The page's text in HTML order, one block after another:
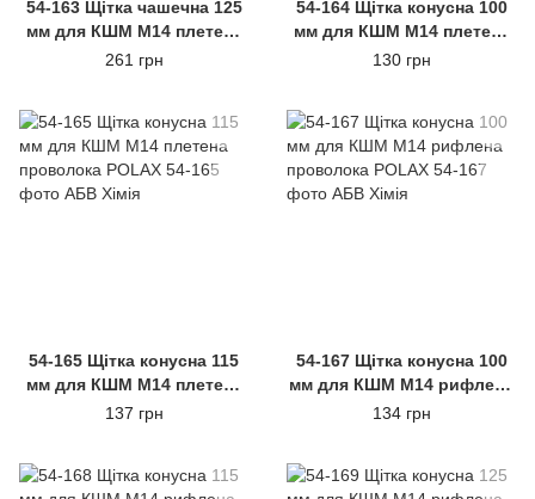
54-163 Щітка чашечна 125
мм для КШМ М14 плетена
проволока POLAX
261 грн
54-164 Щітка конусна 100
мм для КШМ М14 плетена
проволока
130 грн
54-165 Щітка конусна 115
мм для КШМ М14 плетена
проволока POLAX
137 грн
54-167 Щітка конусна 100
мм для КШМ М14 рифлена
проволока POLAX
134 грн